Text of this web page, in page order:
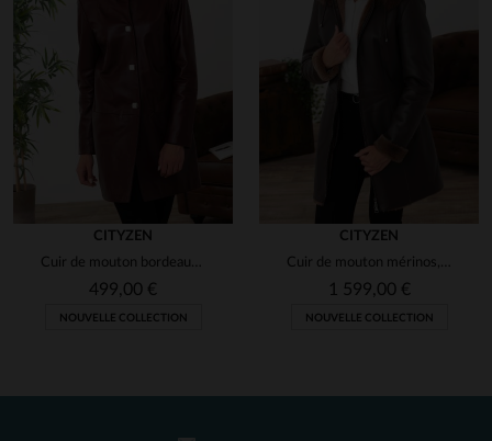
CITYZEN
Cuir de mouton bordeaux, slim et brillant, style chic et intemporel.
499,00 €
NOUVELLE COLLECTION
CITYZEN
Cuir de mouton mérinos, finition soyeuse : veste 3/4 chaude et chic.
1 599,00 €
NOUVELLE COLLECTION